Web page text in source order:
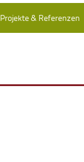
Projekte & Referenzen